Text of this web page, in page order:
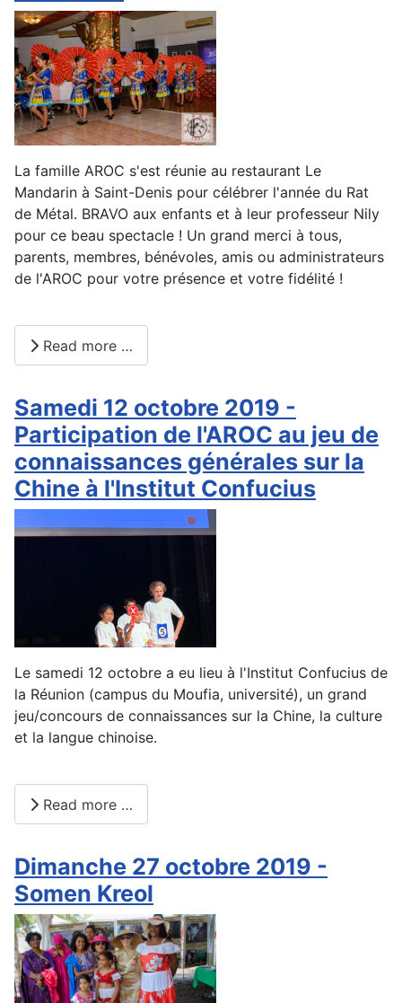
La famille AROC s'est réunie au restaurant Le
Mandarin à Saint-Denis pour célébrer l'année du Rat
de Métal. BRAVO aux enfants et à leur professeur Nily
pour ce beau spectacle ! Un grand merci à tous,
parents, membres, bénévoles, amis ou administrateurs
de l'AROC pour votre présence et votre fidélité !
Read more …
Samedi 12 octobre 2019 -
Participation de l'AROC au jeu de
connaissances générales sur la
Chine à l'Institut Confucius
Le samedi 12 octobre a eu lieu à l'Institut Confucius de
la Réunion (campus du Moufia, université), un grand
jeu/concours de connaissances sur la Chine, la culture
et la langue chinoise.
Read more …
Dimanche 27 octobre 2019 -
Somen Kreol